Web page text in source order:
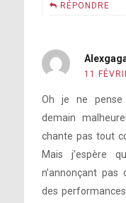
RÉPONDRE
11
Oh je ne pense
demain
chante pas tout
Mais j’espère
n’annonçant
des